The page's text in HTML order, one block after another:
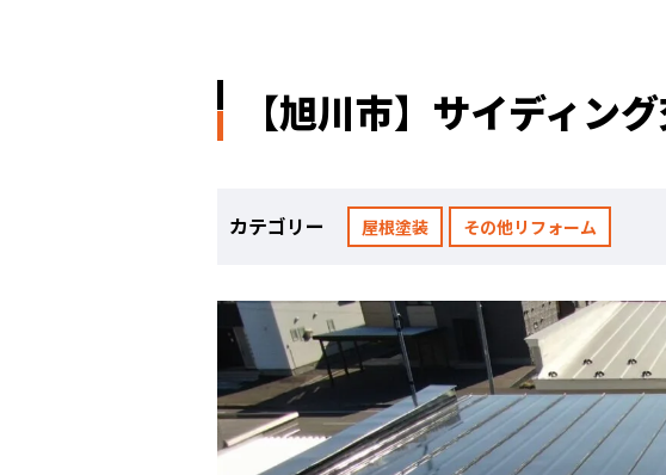
【旭川市】サイディン
カテゴリー 屋根塗装 その他リフォーム